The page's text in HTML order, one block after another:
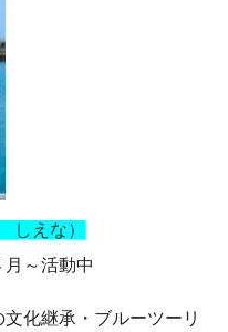
えな）
～活動中
継承・ブルーツーリ